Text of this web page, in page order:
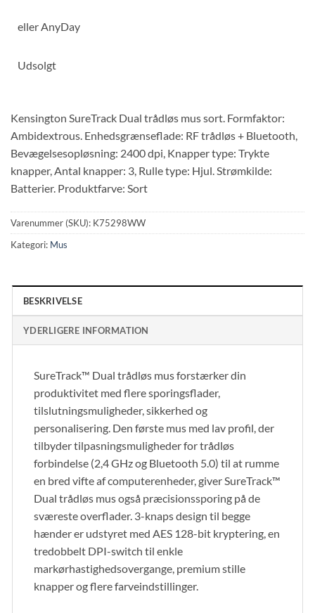
eller AnyDay
Udsolgt
Kensington SureTrack Dual trådløs mus sort. Formfaktor:
Ambidextrous. Enhedsgrænseflade: RF trådløs + Bluetooth,
Bevægelsesopløsning: 2400 dpi, Knapper type: Trykte
knapper, Antal knapper: 3, Rulle type: Hjul. Strømkilde:
Batterier. Produktfarve: Sort
Varenummer (SKU): K75298WW
Kategori: Mus
BESKRIVELSE
YDERLIGERE INFORMATION
SureTrack™ Dual trådløs mus forstærker din
produktivitet med flere sporingsflader,
tilslutningsmuligheder, sikkerhed og
personalisering. Den første mus med lav profil, der
tilbyder tilpasningsmuligheder for trådløs
forbindelse (2,4 GHz og Bluetooth 5.0) til at rumme
en bred vifte af computerenheder, giver SureTrack™
Dual trådløs mus også præcisionssporing på de
sværeste overflader. 3-knaps design til begge
hænder er udstyret med AES 128-bit kryptering, en
tredobbelt DPI-switch til enkle
markørhastighedsovergange, premium stille
knapper og flere farveindstillinger.